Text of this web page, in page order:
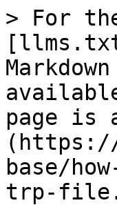
> For
page is
(https://
base/
trp-